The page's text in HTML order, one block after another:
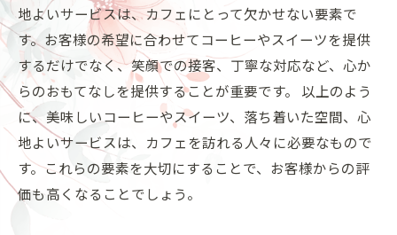
地よいサービスは、カフェにとって欠かせない要素で
す。お客様の希望に合わせてコーヒーやスイーツを提供
するだけでなく、笑顔での接客、丁寧な対応など、心か
らのおもてなしを提供することが重要です。 以上のよう
に、美味しいコーヒーやスイーツ、落ち着いた空間、心
地よいサービスは、カフェを訪れる人々に必要なもので
す。これらの要素を大切にすることで、お客様からの評
価も高くなることでしょう。